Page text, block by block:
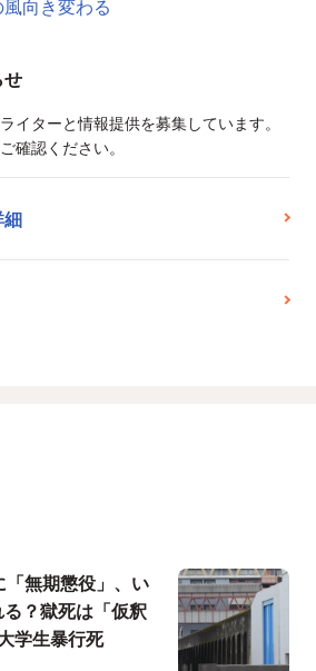
向き変わる
せ
イターと情報提供を募集しています。
確認ください。
細
無期懲役」、い
？獄死は「仮釈
学生暴行死